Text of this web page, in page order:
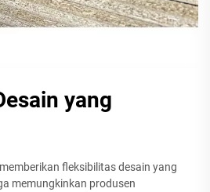
yang
fleksibilitas desain yang
memungkinkan produsen